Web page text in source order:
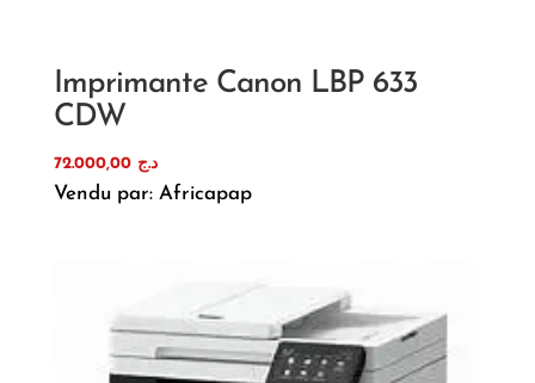
Imprimante Canon LBP 633
CDW
د.ج 72.000,00
Vendu par: Africapap